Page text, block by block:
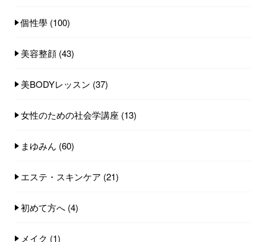
個性學 (100)
美容整顔 (43)
美BODYレッスン (37)
女性のための社会学講座 (13)
まゆみん (60)
エステ・スキンケア (21)
初めて方へ (4)
メイク (1)